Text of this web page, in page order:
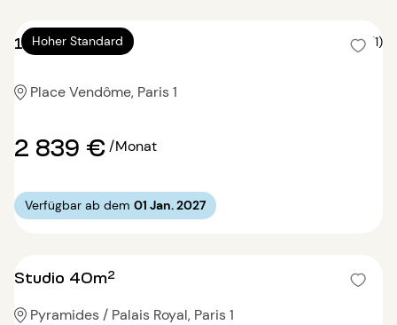
Hoher Standard
1 Zimmer 62m² 5 (1)
Place Vendôme, Paris 1
2 839 €/Monat
Verfügbar ab dem 01 Jan. 2027
Studio 40m²
Pyramides / Palais Royal, Paris 1